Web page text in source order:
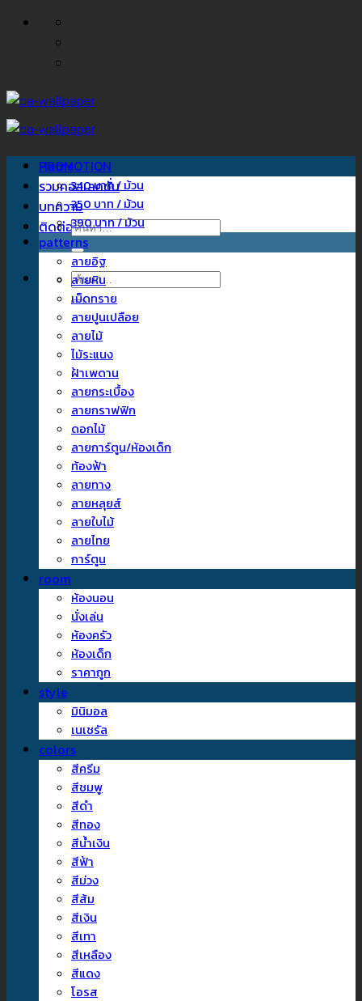
ข้าม
Home
รวมคอลเลคชั่น
บทความ
ติดต่อเรา
ค้นหา:
ค้นหา:
PROMOTION
340 บาท / ม้วน
350 บาท / ม้วน
390 บาท / ม้วน
patterns
ลายอิฐ
ลายหิน
เม็ดทราย
ลายปูนเปลือย
ลายไม้
ไม้ระแนง
ฝ้าเพดาน
ลายกระเบื้อง
ลายกราฟฟิก
ดอกไม้
ลายการ์ตูน/ห้องเด็ก
ท้องฟ้า
ลายทาง
ลายหลุยส์
ลายใบไม้
ลายไทย
การ์ตูน
room
ห้องนอน
นั่งเล่น
ห้องครัว
ห้องเด็ก
ราคาถูก
style
มินิมอล
เนเชรัล
colors
สีครีม
สีชมพู
สีดำ
สีทอง
สีน้ำเงิน
สีฟ้า
สีม่วง
สีส้ม
สีเงิน
สีเทา
สีเหลือง
สีแดง
โอรส